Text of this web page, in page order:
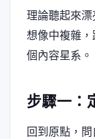
理論聽起來
想像中複雜
個內容星系。
步驟一：
回到原點，